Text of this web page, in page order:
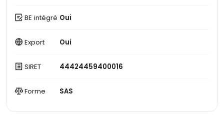
BE intégré Oui
Export Oui
SIRET 44424459400016
Forme SAS